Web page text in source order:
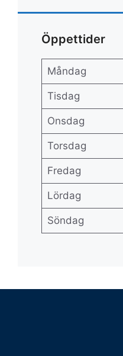
Öppettider
Måndag
Tisdag
Onsdag
Torsdag
Fredag
Lördag
Söndag